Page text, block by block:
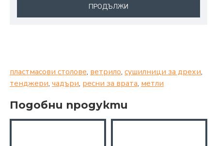
ПРОДЪЛЖИ
пластмасови столове, ветрило, сушилници за дрехи,
тенджери, чадъри, ресни за врата, метли
Подобни продукти